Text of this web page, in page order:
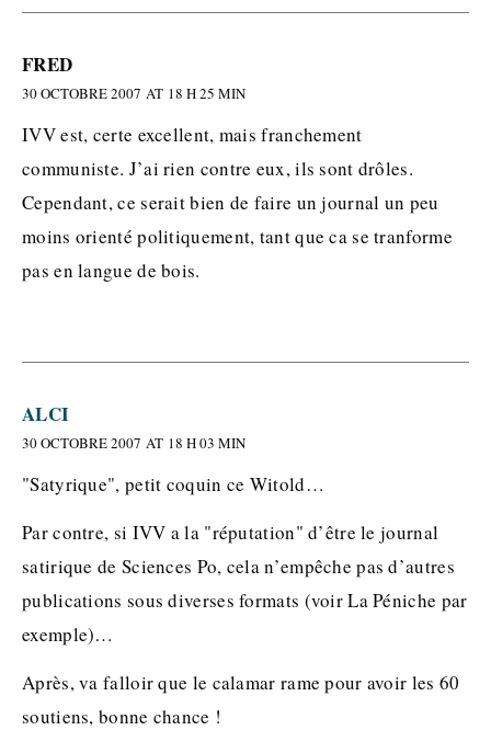
FRED
30 OCTOBRE 2007 AT 18 H 25 MIN
IVV est, certe excellent, mais franchement
communiste. J’ai rien contre eux, ils sont drôles.
Cependant, ce serait bien de faire un journal un peu
moins orienté politiquement, tant que ca se tranforme
pas en langue de bois.
ALCI
30 OCTOBRE 2007 AT 18 H 03 MIN
"Satyrique", petit coquin ce Witold…
Par contre, si IVV a la "réputation" d’être le journal
satirique de Sciences Po, cela n’empêche pas d’autres
publications sous diverses formats (voir La Péniche par
exemple)…
Après, va falloir que le calamar rame pour avoir les 60
soutiens, bonne chance !